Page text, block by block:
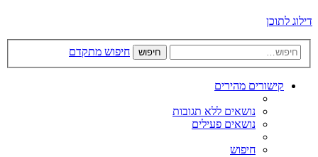
דילוג לתוכן
חיפוש חיפוש מתקדם
קישורים מהירים
נושאים ללא תגובות
נושאים פעילים
חיפוש